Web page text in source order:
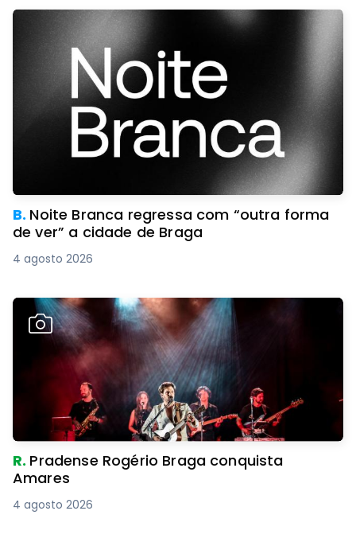
B. Noite Branca regressa com “outra forma
de ver” a cidade de Braga
4 agosto 2026
R. Pradense Rogério Braga conquista
Amares
4 agosto 2026